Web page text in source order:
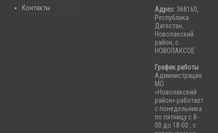
Контакты
Адрес: 368160,
Республика
Дагестан,
Новолакский
район, с.
НОВОЛАКСОЕ
График работы
Администрация
МО
«Новолакский
район» работает
с понедельника
по пятницу с 8-
00 до 18-00 , с